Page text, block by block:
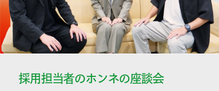
採用担当者のホンネの座談会